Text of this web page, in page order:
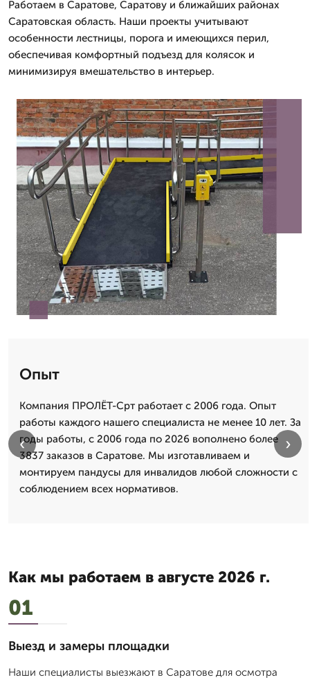
Работаем в Саратове, Саратову и ближайших районах
Саратовская область. Наши проекты учитывают
особенности лестницы, порога и имеющихся перил,
обеспечивая комфортный подъезд для колясок и
минимизируя вмешательство в интерьер.
Опыт
Компания ПРОЛЁТ-Срт работает с 2006 года. Опыт
работы каждого нашего специалиста не менее 10 лет. За
годы работы, с 2006 года по 2026 вополнено более
3837 заказов в Саратове. Мы изготавливаем и
монтируем пандусы для инвалидов любой сложности с
соблюдением всех нормативов.
‹ ›
Как мы работаем в августе 2026 г.
01
Выезд и замеры площадки
Наши специалисты выезжают в Саратове для осмотра